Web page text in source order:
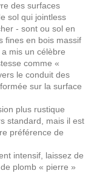
des surfaces
sol qui jointless
- sont ou sol en
fines en bois massif
mis un célèbre
comme «
le conduit des
sur la surface
plus rustique
standard, mais il est
préférence de
intensif, laissez de
plomb « pierre »